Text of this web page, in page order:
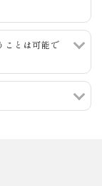
ことは可能で